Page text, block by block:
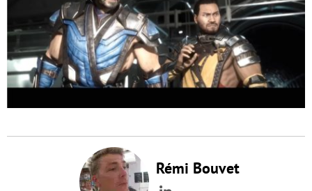
Rémi Bouvet